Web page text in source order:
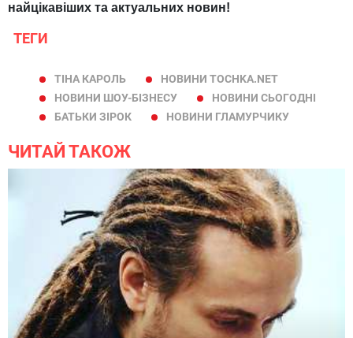
найцікавіших та актуальних новин!
ТЕГИ
ТІНА КАРОЛЬ
НОВИНИ TOCHKA.NET
НОВИНИ ШОУ-БІЗНЕСУ
НОВИНИ СЬОГОДНІ
БАТЬКИ ЗІРОК
НОВИНИ ГЛАМУРЧИКУ
ЧИТАЙ ТАКОЖ